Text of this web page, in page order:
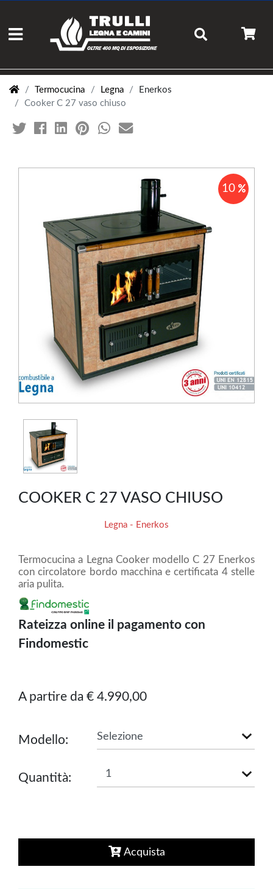
Termocucina Legna
Enerkos
Cooker C 27 vaso chiuso
10
COOKER C 27 VASO CHIUSO
Legna - Enerkos
Termocucina a Legna Cooker modello C 27 Enerkos
con circolatore bordo macchina e certificata 4 stelle
aria pulita.
Rateizza online il pagamento con
Findomestic
A partire da € 4.990,00
Modello:
Quantità:
Acquista